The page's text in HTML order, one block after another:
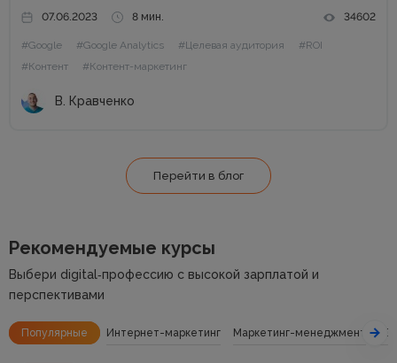
контент-маркетинге; какой инструментарий поможет в
реализации контентной стратегии; что такое сценарий
и как его...
07.06.2023 8 мин. 34602
#Google #Google Analytics #Целевая аудитория
#ROI
#Контент
#Контент-маркетинг
В. Кравченко
Перейти в блог
Рекомендуемые курсы
Выбери digital‑профессию с высокой зарплатой и
перспективами
Популярные Интернет-маркетинг Маркетинг-менеджмент